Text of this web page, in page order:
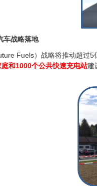
车战略落地
Fuels）战略将推动超
和1000个公共快速充电站建